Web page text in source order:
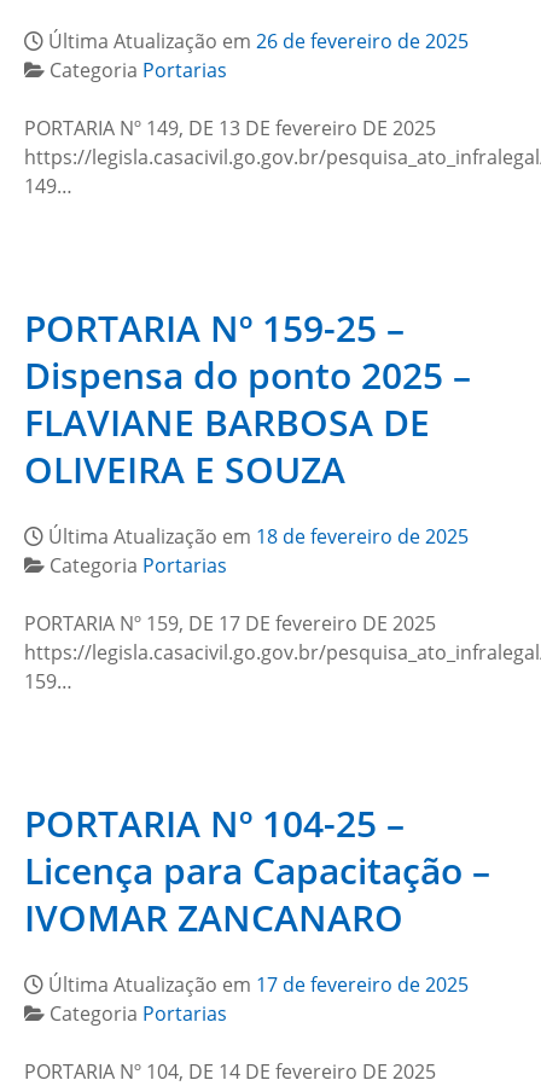
Última Atualização em 26 de fevereiro de 2025
Categoria Portarias
PORTARIA Nº 149, DE 13 DE fevereiro DE 2025
https://legisla.casacivil.go.gov.br/
149…
PORTARIA Nº 159-25 –
Dispensa do ponto 2025 –
FLAVIANE BARBOSA DE
OLIVEIRA E SOUZA
Última Atualização em 18 de fevereiro de 2025
Categoria Portarias
PORTARIA Nº 159, DE 17 DE fevereiro DE 2025
https://legisla.casacivil.go.gov.br/
159…
PORTARIA Nº 104-25 –
Licença para Capacitação –
IVOMAR ZANCANARO
Última Atualização em 17 de fevereiro de 2025
Categoria Portarias
PORTARIA Nº 104, DE 14 DE fevereiro DE 2025